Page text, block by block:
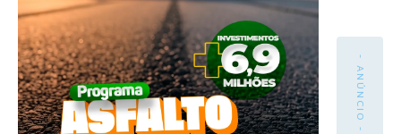
- ANÚNCIO -